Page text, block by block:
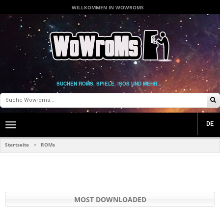
WILLKOMMEN IN WOWROMS
SUCHEN ROMS, SPIELE, ISOS UND MEHR...
Toggle
navigation
DE
Startseite > ROMs
MOST DOWNLOADED